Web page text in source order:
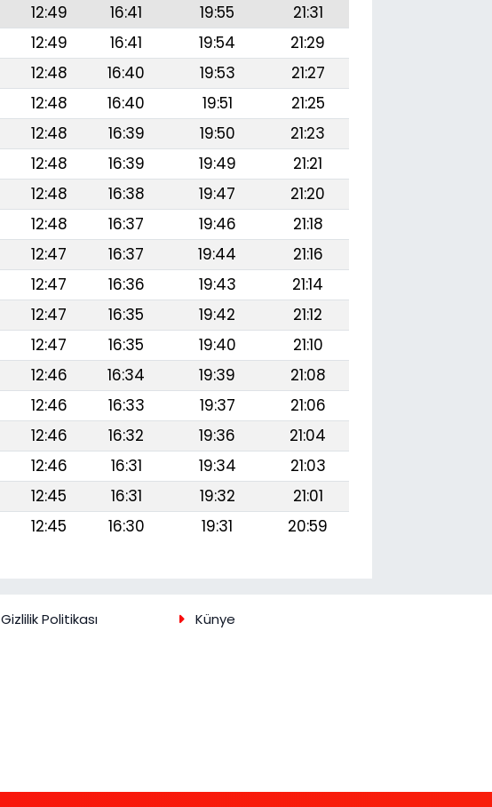
12:49 16:41 19:55
21:31
12:49 16:41 19:54
21:29
12:48 16:40 19:53
21:27
12:48 16:40 19:51
21:25
12:48 16:39 19:50
21:23
12:48 16:39 19:49
21:21
12:48 16:38 19:47
21:20
12:48 16:37 19:46
21:18
12:47 16:37 19:44
21:16
12:47 16:36 19:43
21:14
12:47 16:35 19:42
21:12
12:47 16:35 19:40
21:10
12:46 16:34 19:39
21:08
12:46 16:33 19:37
21:06
12:46 16:32 19:36
21:04
12:46 16:31 19:34
21:03
12:45 16:31 19:32
21:01
12:45 16:30 19:31 20:59
Gizlilik Politikası Künye